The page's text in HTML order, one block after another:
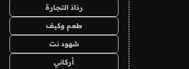
رذاذ التجارة
طعم وكيف
شهود نت
أركاني